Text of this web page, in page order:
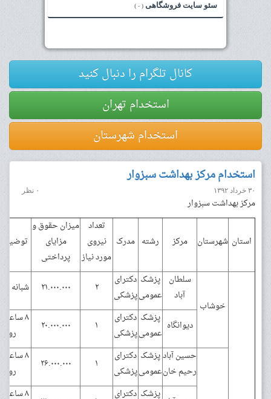
سئو سایت فروشگاهی ( - )
کانال تلگرام را دنبال کنید
استخدام تهران
استخدام شهرستان
استخدام مرکز بهداشت سبزوار
۳۰ خرداد ۱۳۹۲ ۰ نظر
مرکز بهداشت سبزوار
استان شهرستان مرکز رشته مدرک
تعداد
نیروی
مورد نیاز
میزان حقوق و
مزایای
پرداختی
خوشاب
سلطان
آباد
پزشک
عمومی
دکترای
پزشکی
۲ ۲۱.۰۰۰.۰۰۰ شبانه
دیوانگاه
پزشک
عمومی
دکترای
پزشکی
۱ ۲۰.۰۰۰.۰۰۰
۸
روز
حسین آباد
رحیم خان
پزشک
عمومی
دکترای
پزشکی
۱ ۲۶.۰۰۰.۰۰۰
۸
روز
پزشک دکترای
۸